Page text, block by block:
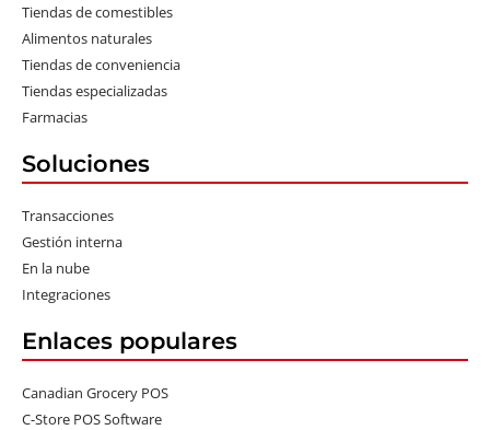
Tiendas de comestibles
Alimentos naturales
Tiendas de conveniencia
Tiendas especializadas
Farmacias
Soluciones
Transacciones
Gestión interna
En la nube
Integraciones
Enlaces populares
Canadian Grocery POS
C-Store POS Software